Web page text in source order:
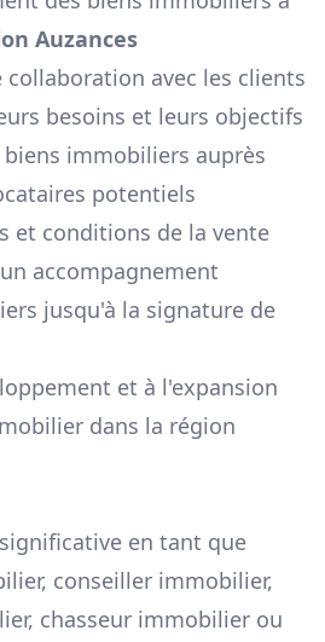
Auzances
avec les clients
besoins et leurs objectifs
immobiliers auprès
potentiels
et conditions de la vente
accompagnement
jusqu'à la signature de
et à l'expansion
dans la région
en tant que
conseiller immobilier,
chasseur immobilier ou